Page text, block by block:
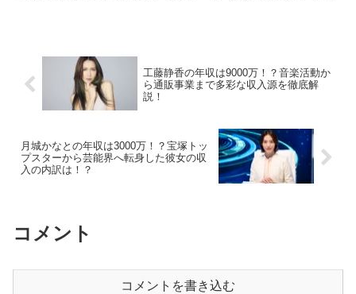
工藤静香の年収は9000万！？音楽活動か
ら通販事業まで多彩な収入源を徹底解
説！
月城かなとの年収は3000万！？宝塚トッ
プスターから芸能界へ転身した彼女の収
入の内訳は！？
コメント
コメントを書き込む